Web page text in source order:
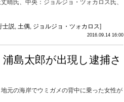
晴氏、中央：ジョルジョ・ツォカロス氏、
士説, 土偶, ジョルジョ・ツォカロス]
2016.09.14 16:00
島太郎が出現し逮捕さ
元の海岸でウミガメの背中に乗った女性が